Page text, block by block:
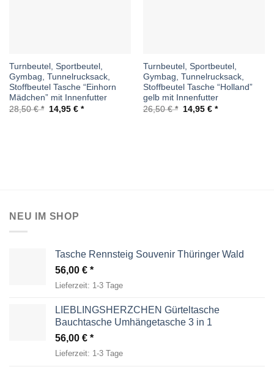
Turnbeutel, Sportbeutel,
Gymbag, Tunnelrucksack,
Stoffbeutel Tasche “Einhorn
Mädchen” mit Innenfutter
28,50€
Ursprünglicher
14,95 € Aktueller
Turnbeutel, Sportbeutel,
Gymbag, Tunnelrucksack,
Stoffbeutel Tasche “Holland”
gelb mit Innenfutter
26,50€
Ursprünglicher
14,95 € Aktueller
NEU IM SHOP
Tasche Rennsteig Souvenir Thüringer Wald
56,00 €
Lieferzeit: 1-3 Tage
LIEBLINGSHERZCHEN Gürteltasche
Bauchtasche Umhängetasche 3 in 1
56,00 €
Lieferzeit: 1-3 Tage